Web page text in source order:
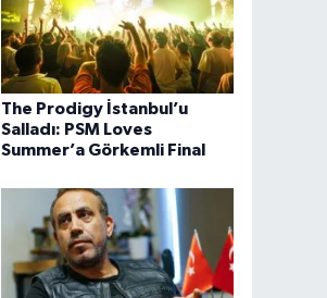
The Prodigy İstanbul’u
Salladı: PSM Loves
Summer’a Görkemli Final